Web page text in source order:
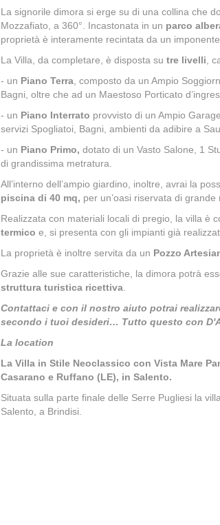
La signorile dimora si erge su di una collina che
Mozzafiato, a 360°. Incastonata in un parco
proprietà è interamente recintata da un
La Villa, da completare, è disposta su tre livelli ,
- un Piano Terra , composto da un Ampio
Bagni, oltre che ad un Maestoso Porticato
- un Piano Interrato provvisto di un Ampio
servizi Spogliatoi, Bagni, ambienti da adibire a
- un Piano Primo, dotato di un Vasto Salone, 1
di grandissima metratura.
All’interno dell’ampio giardino, inoltre, avrai la
piscina di 40 mq, per un’oasi riservata di grande
Realizzata con materiali locali di pregio, la villa è
termico e, si presenta con gli impianti già
La proprietà è inoltre servita da un Pozzo
Grazie alle sue caratteristiche, la dimora potrà
struttura turistica ricettiva
Contattaci e con il nostro aiuto potrai
secondo i tuoi desideri… Tutto questo con
La location
La Villa in Stile Neoclassico con Vista Mare
Casarano e Ruffano (LE), in Salento.
Situata sulla parte finale delle Serre Pugliesi la
Salento, a Brindisi.